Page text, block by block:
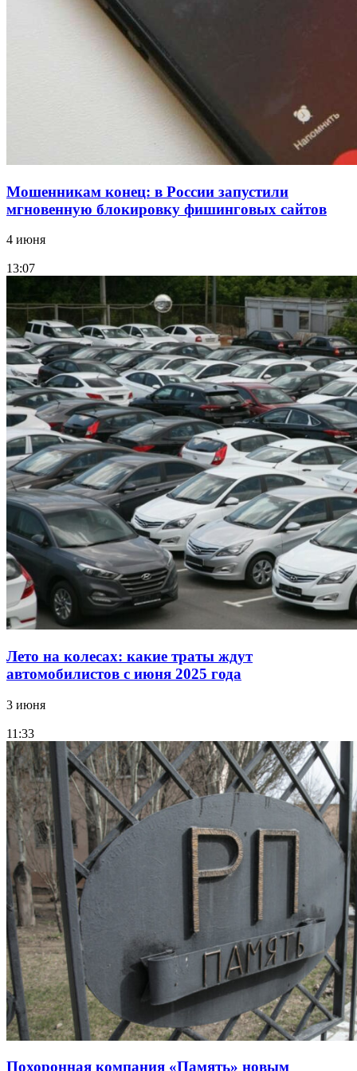
Волгоградские компании нарастили экспорт:
заключены контракты на 3,6 млн долларов
Мошенникам конец: в России запустили
мгновенную блокировку фишинговых сайтов
4 июня
13:07
Лето на колесах: какие траты ждут
автомобилистов с июня 2025 года
3 июня
11:33
Похоронная компания «Память» новым